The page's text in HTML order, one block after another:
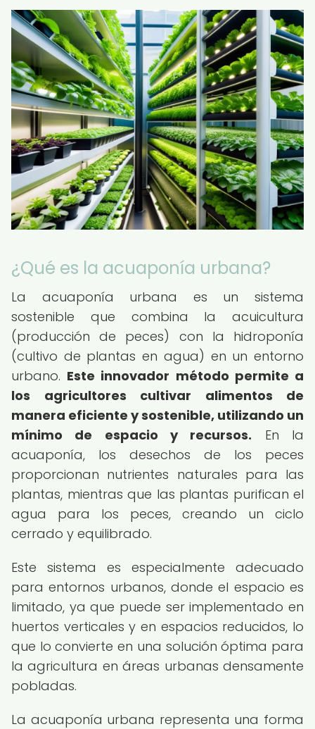
¿Qué es la acuaponía urbana?
La acuaponía urbana es un sistema
sostenible que combina la acuicultura
(producción de peces) con la hidroponía
(cultivo de plantas en agua) en un entorno
urbano. Este innovador método permite a
los agricultores cultivar alimentos de
manera eficiente y sostenible, utilizando un
mínimo de espacio y recursos. En la
acuaponía, los desechos de los peces
proporcionan nutrientes naturales para las
plantas, mientras que las plantas purifican el
agua para los peces, creando un ciclo
cerrado y equilibrado.
Este sistema es especialmente adecuado
para entornos urbanos, donde el espacio es
limitado, ya que puede ser implementado en
huertos verticales y en espacios reducidos, lo
que lo convierte en una solución óptima para
la agricultura en áreas urbanas densamente
pobladas.
La acuaponía urbana representa una forma